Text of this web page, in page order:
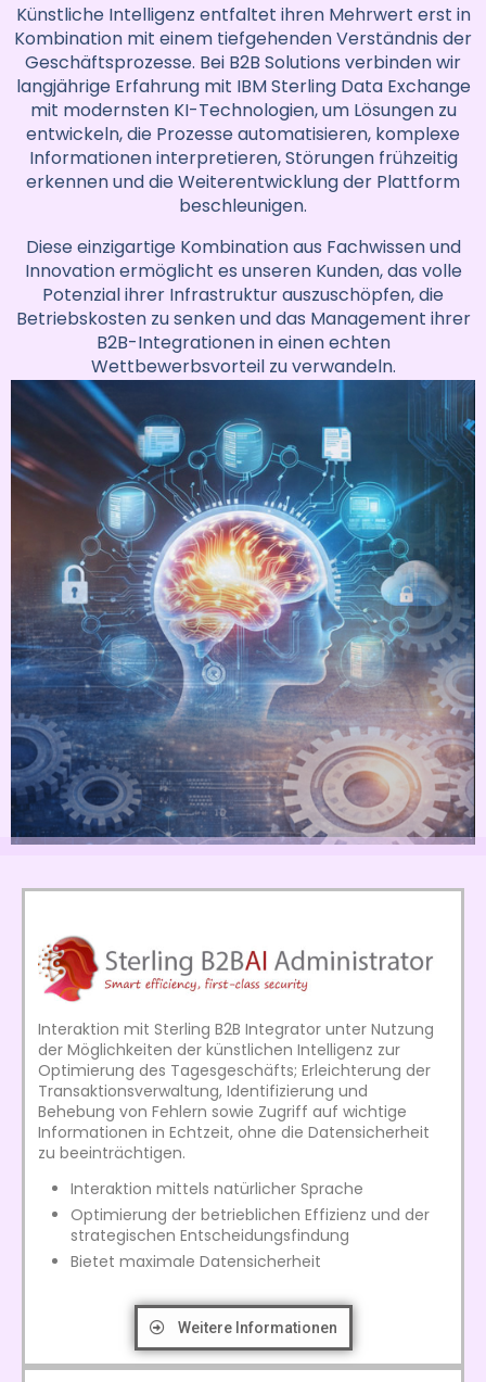
Künstliche Intelligenz entfaltet ihren Mehrwert erst in
Kombination mit einem tiefgehenden Verständnis der
Geschäftsprozesse. Bei B2B Solutions verbinden wir
langjährige Erfahrung mit IBM Sterling Data Exchange
mit modernsten KI-Technologien, um Lösungen zu
entwickeln, die Prozesse automatisieren, komplexe
Informationen interpretieren, Störungen frühzeitig
erkennen und die Weiterentwicklung der Plattform
beschleunigen.
Diese einzigartige Kombination aus Fachwissen und
Innovation ermöglicht es unseren Kunden, das volle
Potenzial ihrer Infrastruktur auszuschöpfen, die
Betriebskosten zu senken und das Management ihrer
B2B-Integrationen in einen echten
Wettbewerbsvorteil zu verwandeln.
Interaktion mit Sterling B2B Integrator unter Nutzung
der Möglichkeiten der künstlichen Intelligenz zur
Optimierung des Tagesgeschäfts; Erleichterung der
Transaktionsverwaltung, Identifizierung und
Behebung von Fehlern sowie Zugriff auf wichtige
Informationen in Echtzeit, ohne die Datensicherheit
zu beeinträchtigen.
Interaktion mittels natürlicher Sprache
Optimierung der betrieblichen Effizienz und der
strategischen Entscheidungsfindung
Bietet maximale Datensicherheit
Weitere Informationen